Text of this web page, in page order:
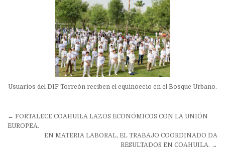
Usuarios del DIF Torreón reciben el equinoccio en el Bosque Urbano.
Navegación
de
entradas
← FORTALECE COAHUILA LAZOS ECONÓMICOS CON LA UNIÓN
EUROPEA.
EN MATERIA LABORAL, EL TRABAJO COORDINADO DA
RESULTADOS EN COAHUILA. →